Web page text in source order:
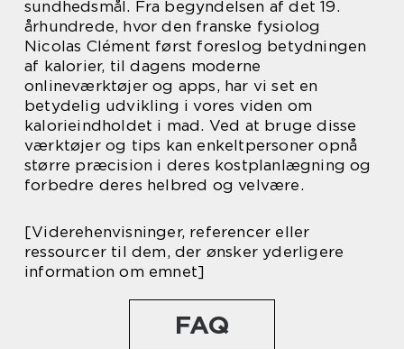
sundhedsmål. Fra begyndelsen af det 19.
århundrede, hvor den franske fysiolog
Nicolas Clément først foreslog betydningen
af kalorier, til dagens moderne
onlineværktøjer og apps, har vi set en
betydelig udvikling i vores viden om
kalorieindholdet i mad. Ved at bruge disse
værktøjer og tips kan enkeltpersoner opnå
større præcision i deres kostplanlægning og
forbedre deres helbred og velvære.
[Viderehenvisninger, referencer eller
ressourcer til dem, der ønsker yderligere
information om emnet]
FAQ